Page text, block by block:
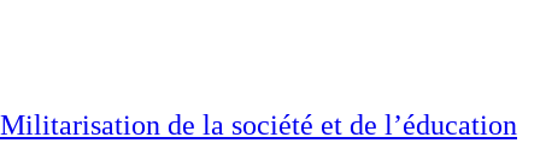
Militarisation de la société et de l’éducation